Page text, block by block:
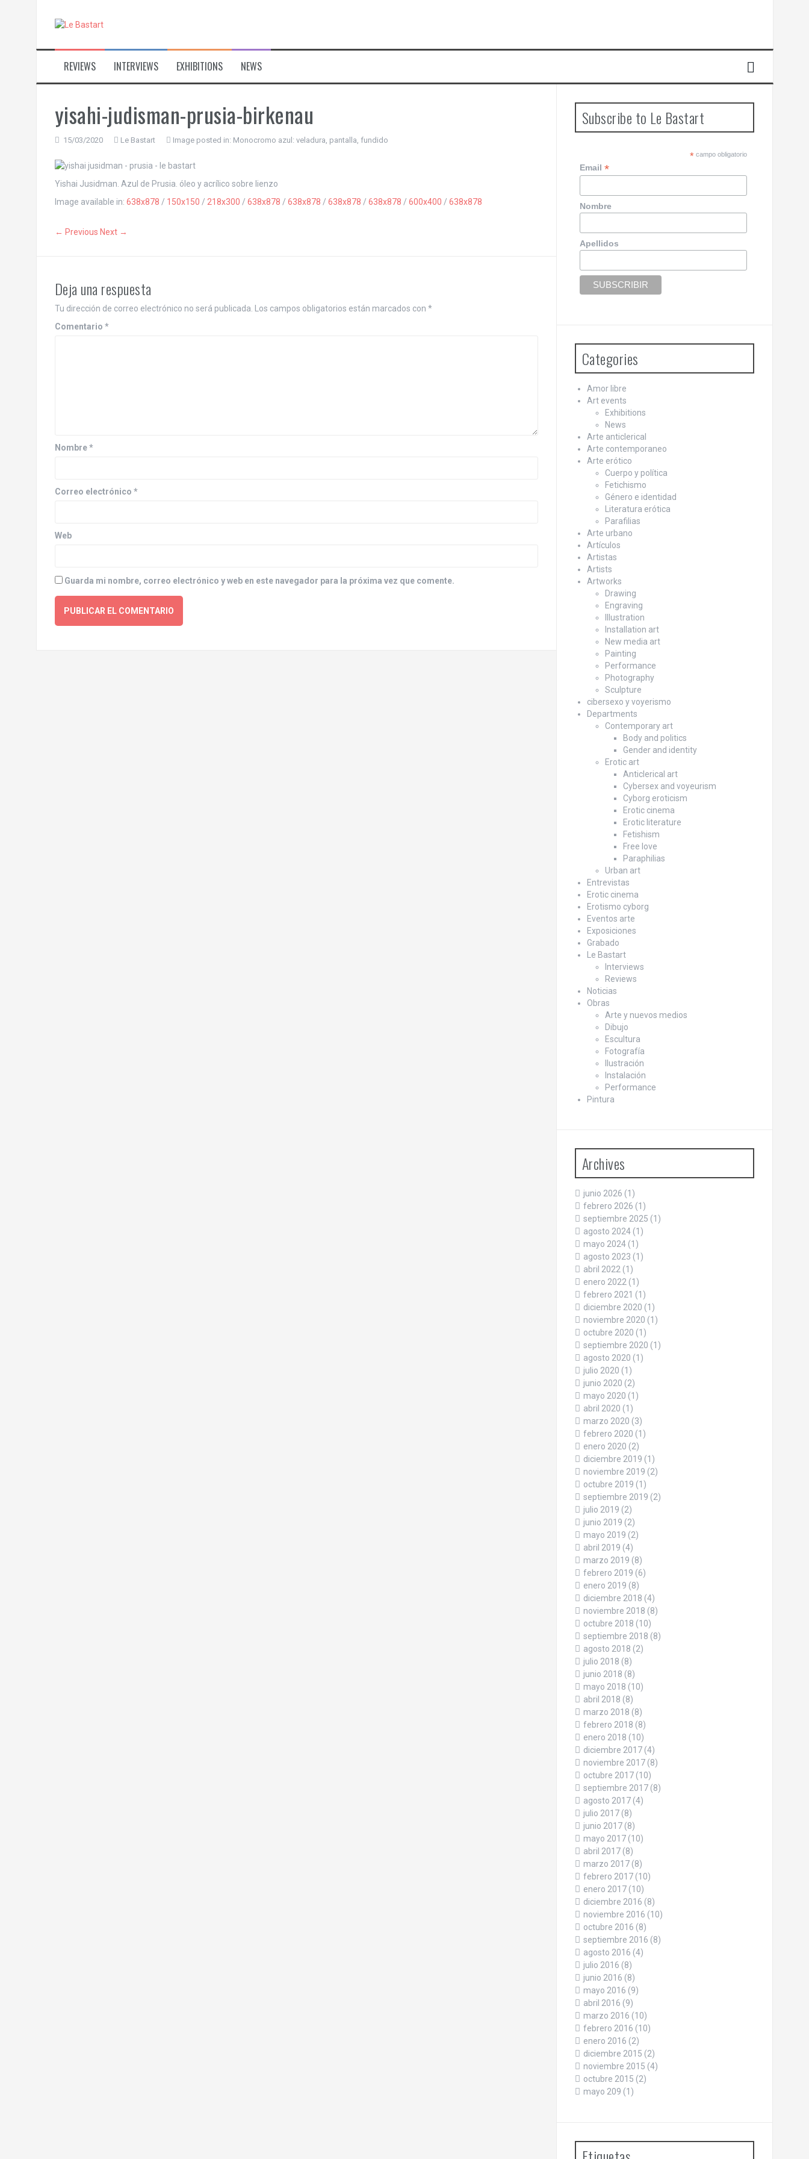
REVIEWS INTERVIEWS EXHIBITIONS NEWS
yisahi-judisman-prusia-birkenau
15/03/2020 Le Bastart Image posted in: Monocromo azul: veladura, pantalla, fundido
Yishai Jusidman. Azul de Prusia. óleo y acrílico sobre lienzo
Image available in: 638x878 / 150x150 / 218x300 / 638x878 / 638x878 / 638x878 / 638x878 / 600x400 / 638x878
← Previous Next →
Deja una respuesta
Tu dirección de correo electrónico no será publicada. Los campos obligatorios están marcados con *
Comentario *
Nombre*
Correo electrónico *
Web
Guarda mi nombre, correo electrónico y web en este navegador para la próxima vez que comente.
Subscribe to Le Bastart
*campo obligatorio
Email*
Nombre
Apellidos
Categories
Amor libre
Art events
Exhibitions
News
Arte anticlerical
Arte contemporaneo
Arte erótico
Cuerpo y política
Fetichismo
Género e identidad
Literatura erótica
Parafilias
Arte urbano
Artículos
Artistas
Artists
Artworks
Drawing
Engraving
Illustration
Installation art
New media art
Painting
Performance
Photography
Sculpture
cibersexo y voyerismo
Departments
Contemporary art
Body and politics
Gender and identity
Erotic art
Anticlerical art
Cybersex and voyeurism
Cyborg eroticism
Erotic cinema
Erotic literature
Fetishism
Free love
Paraphilias
Urban art
Entrevistas
Erotic cinema
Erotismo cyborg
Eventos arte
Exposiciones
Grabado
Le Bastart
Interviews
Reviews
Noticias
Obras
Arte y nuevos medios
Dibujo
Escultura
Fotografía
Ilustración
Instalación
Performance
Pintura
Archives
junio 2026 (1)
febrero 2026 (1)
septiembre 2025 (1)
agosto 2024(1)
mayo 2024(1)
agosto 2023 (1)
abril 2022(1)
enero 2022(1)
febrero 2021 (1)
diciembre 2020 (1)
noviembre 2020 (1)
octubre 2020 (1)
septiembre 2020 (1)
agosto 2020 (1)
julio 2020 (1)
junio 2020 (2)
mayo 2020 (1)
abril 2020 (1)
marzo 2020 (3)
febrero 2020 (1)
enero 2020 (2)
diciembre 2019 (1)
noviembre 2019 (2)
octubre 2019 (1)
septiembre 2019 (2)
julio 2019 (2)
junio 2019 (2)
mayo 2019 (2)
abril 2019 (4)
marzo 2019 (8)
febrero 2019 (6)
enero 2019 (8)
diciembre 2018 (4)
noviembre 2018 (8)
octubre 2018 (10)
septiembre 2018 (8)
agosto 2018 (2)
julio 2018 (8)
junio 2018 (8)
mayo 2018 (10)
abril 2018 (8)
marzo 2018 (8)
febrero 2018 (8)
enero 2018 (10)
diciembre 2017(4)
noviembre 2017(8)
octubre 2017(10)
septiembre 2017(8)
agosto 2017(4)
julio 2017(8)
junio 2017(8)
mayo 2017(10)
abril 2017(8)
marzo 2017(8)
febrero 2017(10)
enero 2017(10)
diciembre 2016 (8)
noviembre 2016 (10)
octubre 2016 (8)
septiembre 2016 (8)
agosto 2016 (4)
julio 2016 (8)
junio 2016 (8)
mayo 2016 (9)
abril 2016 (9)
marzo 2016 (10)
febrero 2016 (10)
enero 2016 (2)
diciembre 2015 (2)
noviembre 2015 (4)
octubre 2015 (2)
mayo 209 (1)